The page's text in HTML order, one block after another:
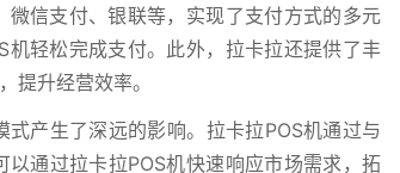
信支付、银联等，实现了支付方式的多元
轻松完成支付。此外，拉卡拉还提供了丰
提升经营效率。
产生了深远的影响。拉卡拉POS机通过与
通过拉卡拉POS机快速响应市场需求，拓